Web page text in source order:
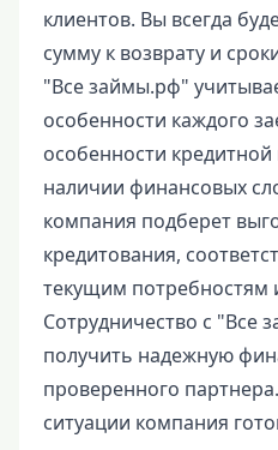
клиентов. Вы всегда
сумму к возврату и
"Все займы.рф"
особенности каждого
особенности
наличии финансовых
компания подберет
кредитования,
текущим потребностям
Сотрудничество с "Все
получить надежную
проверенного
ситуации компания